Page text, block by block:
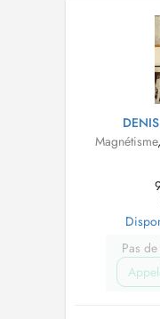
healing,
like NLP and
Magnétisme,
Pas